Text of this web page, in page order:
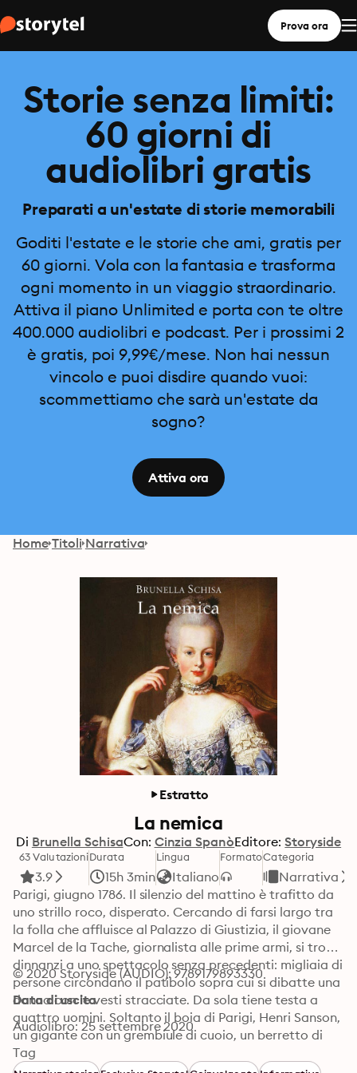
Prova ora
Storie senza limiti:
60 giorni di
audiolibri gratis
Preparati a un'estate di storie memorabili
Goditi l'estate e le storie che ami, gratis per
60 giorni. Vola con la fantasia e trasforma
ogni momento in un viaggio straordinario.
Attiva il piano Unlimited e porta con te oltre
400.000 audiolibri e podcast. Per i prossimi 2
è gratis, poi 9,99€/mese. Non hai nessun
vincolo e puoi disdire quando vuoi:
scommettiamo che sarà un'estate da
sogno?
Attiva ora
Home Titoli Narrativa
Estratto
La nemica
Di Brunella SchisaCon: Cinzia SpanòEditore: Storyside
63 Valutazioni
3.9
Durata
15h 3min
Lingua
Italiano
FormatoCategoria
Narrativa
Parigi, giugno 1786. Il silenzio del mattino è trafitto da
uno strillo roco, disperato. Cercando di farsi largo tra
la folla che affluisce al Palazzo di Giustizia, il giovane
Marcel de la Tache, giornalista alle prime armi, si trova
dinnanzi a uno spettacolo senza precedenti: migliaia di
persone circondano il patibolo sopra cui si dibatte una
donna con le vesti stracciate. Da sola tiene testa a
quattro uomini. Soltanto il boia di Parigi, Henri Sanson,
un gigante con un grembiule di cuoio, un berretto di
pelo e una frusta in mano, se ne sta tranquillo accanto
a un braciere fumante, pronto a infliggere alla
© 2020 Storyside (AUDIO): 9789179893330
Data di uscita
Audiolibro: 25 settembre 2020
Tag